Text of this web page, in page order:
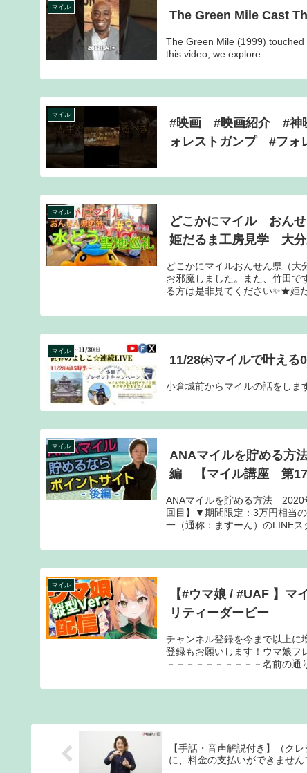
マイル
The Green Mile Cast
The Green Mile (1999)
this video, we explore ...
マイル
#映画 #映画紹介 #
ォレストガンプ #フォ
マイル
どこかにマイル おん
姫だるま工房見学 大
どこかにマイルおんせん県（大
お邪魔しました。また、竹田で
る方は是非見てください✨★姫
マイル
11/28㈭マイルで叶え
小倉城前からマイルの話をしま
マイル
ANAマイルを貯める
編 【マイル講座 第17
ANAマイルを貯める方法
回目】▼期間限定：3万円相
一（通称：ますーん）のLINEス
マイル
【#ウマ娘 / #UAF 】マイル育成です！！【野兎みかん】 #Vtuber #ウマ娘プ
リティーダービー
チャンネル登録を今まで以上に
登録もお願いします！ウマ娘
－－－－－－－－－－名前の通
【手話・音声解説付き】（ク
に、料金の支払いができません